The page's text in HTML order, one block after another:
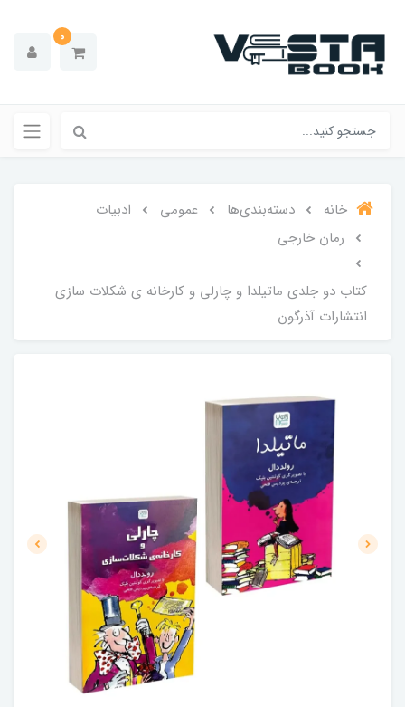
0
خانه دسته‌بندی‌ها عمومی
ادبیات
رمان خارجی
کتاب دو جلدی ماتیلدا و چارلی و کارخانه ی شکلات سازی
انتشارات آذرگون